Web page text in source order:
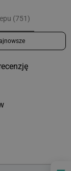
(751)
reviews by